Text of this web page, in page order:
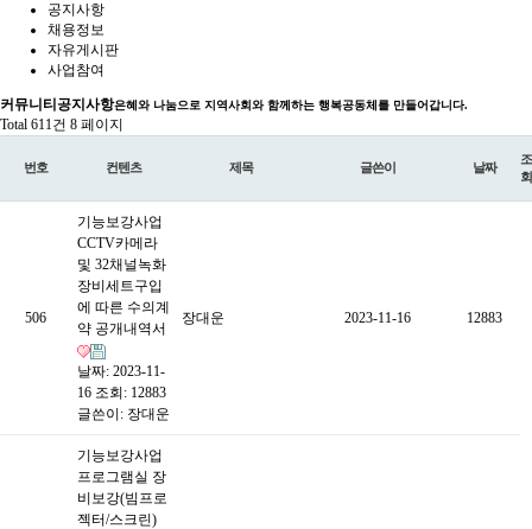
공지사항
채용정보
자유게시판
사업참여
커뮤니티 공지사항은혜와 나눔으로 지역사회와 함께하는 행복공동체를 만들어갑니다.
Total 611건 8 페이지
번호 컨텐츠 제목 글쓴이 날짜
조
회
506
기능보강사업
CCTV카메라
및 32채널녹화
장비세트구입
에 따른 수의계
약 공개내역서
날짜: 2023-11-
16 조회: 12883
글쓴이: 장대운
장대운 2023-11-16 12883
기능보강사업
프로그램실 장
비보강(빔프로
젝터/스크린)